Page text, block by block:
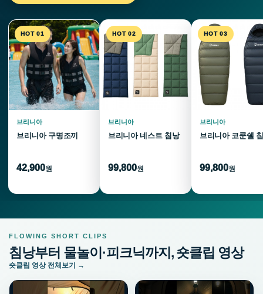
HOT 01
브리니아
브리니아 구명조끼
42,900원
HOT 02
브리니아
브리니아 네스트 침낭
99,800원
HOT 03
브리니아
브리니아 코쿤쉘
99,800원
FLOWING SHORT CLIPS
침낭부터 물놀이·피크닉까지, 숏클립 영상
숏클립 영상 전체보기 →